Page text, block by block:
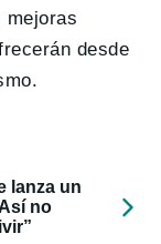
mejoras
desde
lanza un
no